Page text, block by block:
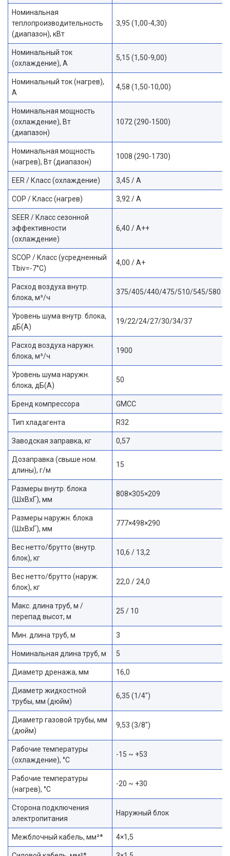
Номинальная
теплопроизводительность
(диапазон), кВт
3,95 (1,00-4,30)
Номинальный ток
(охлаждение), А
5,15 (1,50-9,00)
Номинальный ток (нагрев),
А
4,58 (1,50-10,00)
Номинальная мощность
(охлаждение), Вт
(диапазон)
1072 (290-1500)
Номинальная мощность
(нагрев), Вт (диапазон)
1008 (290-1730)
EER / Класс (охлаждение) 3,45 / A
COP / Класс (нагрев) 3,92 / A
SEER / Класс сезонной
эффективности
(охлаждение)
6,40 / A++
SCOP / Класс (усредненный
Tbiv=-7°C)
4,00 / A+
Расход воздуха внутр.
блока, м³/ч
375/405/440/475/510/545/580
Уровень шума внутр. блока,
дБ(А)
19/22/24/27/30/34/37
Расход воздуха наружн.
блока, м³/ч
1900
Уровень шума наружн.
блока, дБ(А)
50
Бренд компрессора GMCC
Тип хладагента R32
Заводская заправка, кг 0,57
Дозаправка (свыше ном.
длины), г/м
15
Размеры внутр. блока
(ШхВхГ), мм
808×305×209
Размеры наружн. блока
(ШхВхГ), мм
777×498×290
Вес нетто/брутто (внутр.
блок), кг
10,6 / 13,2
Вес нетто/брутто (наруж.
блок), кг
22,0 / 24,0
Макс. длина труб, м /
перепад высот, м
25 / 10
Мин. длина труб, м 3
Номинальная длина труб, м 5
Диаметр дренажа, мм 16,0
Диаметр жидкостной
трубы, мм (дюйм)
6,35 (1/4″)
Диаметр газовой трубы, мм
(дюйм)
9,53 (3/8″)
Рабочие температуры
(охлаждение), °C
-15 ~ +53
Рабочие температуры
(нагрев), °C
-20 ~ +30
Сторона подключения
электропитания
Наружный блок
Межблочный кабель, мм²* 4×1,5